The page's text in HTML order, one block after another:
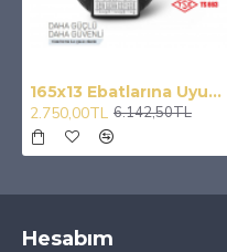
165x13 Ebatlarına Uyumlu Takmatik X Tipi Kar Patinaj Zinciri
2.750,00TL 6.142,50TL
Hesabım